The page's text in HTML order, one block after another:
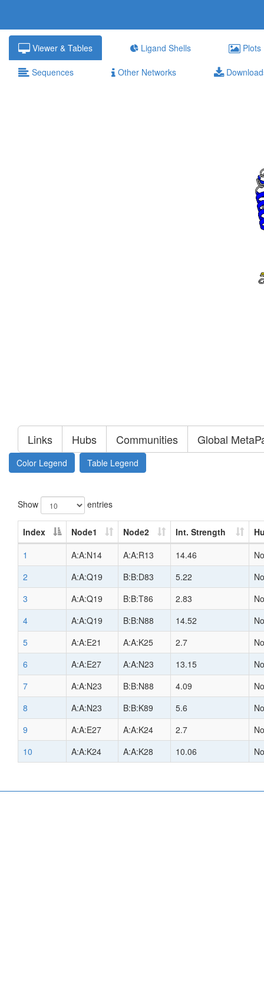
Viewer & Tables Ligand Shells Plots
Sequences Other Networks
Links Hubs Communities Global
Color Legend Table Legend
Show entries
Index Node1 Node2 Int. Strength
1
A:A:N14 A:A:R13 14.46
No
2
A:A:Q19 B:B:D83 5.22
No
3
A:A:Q19 B:B:T86 2.83
No
4
A:A:Q19 B:B:N88 14.52
No
5
A:A:E21 A:A:K25 2.7
No
6
A:A:E27 A:A:N23 13.15
No
7
A:A:N23 B:B:N88 4.09
No
8
A:A:N23 B:B:K89 5.6
No
9
A:A:E27 A:A:K24 2.7
No
10
A:A:K24 A:A:K28 10.06 No